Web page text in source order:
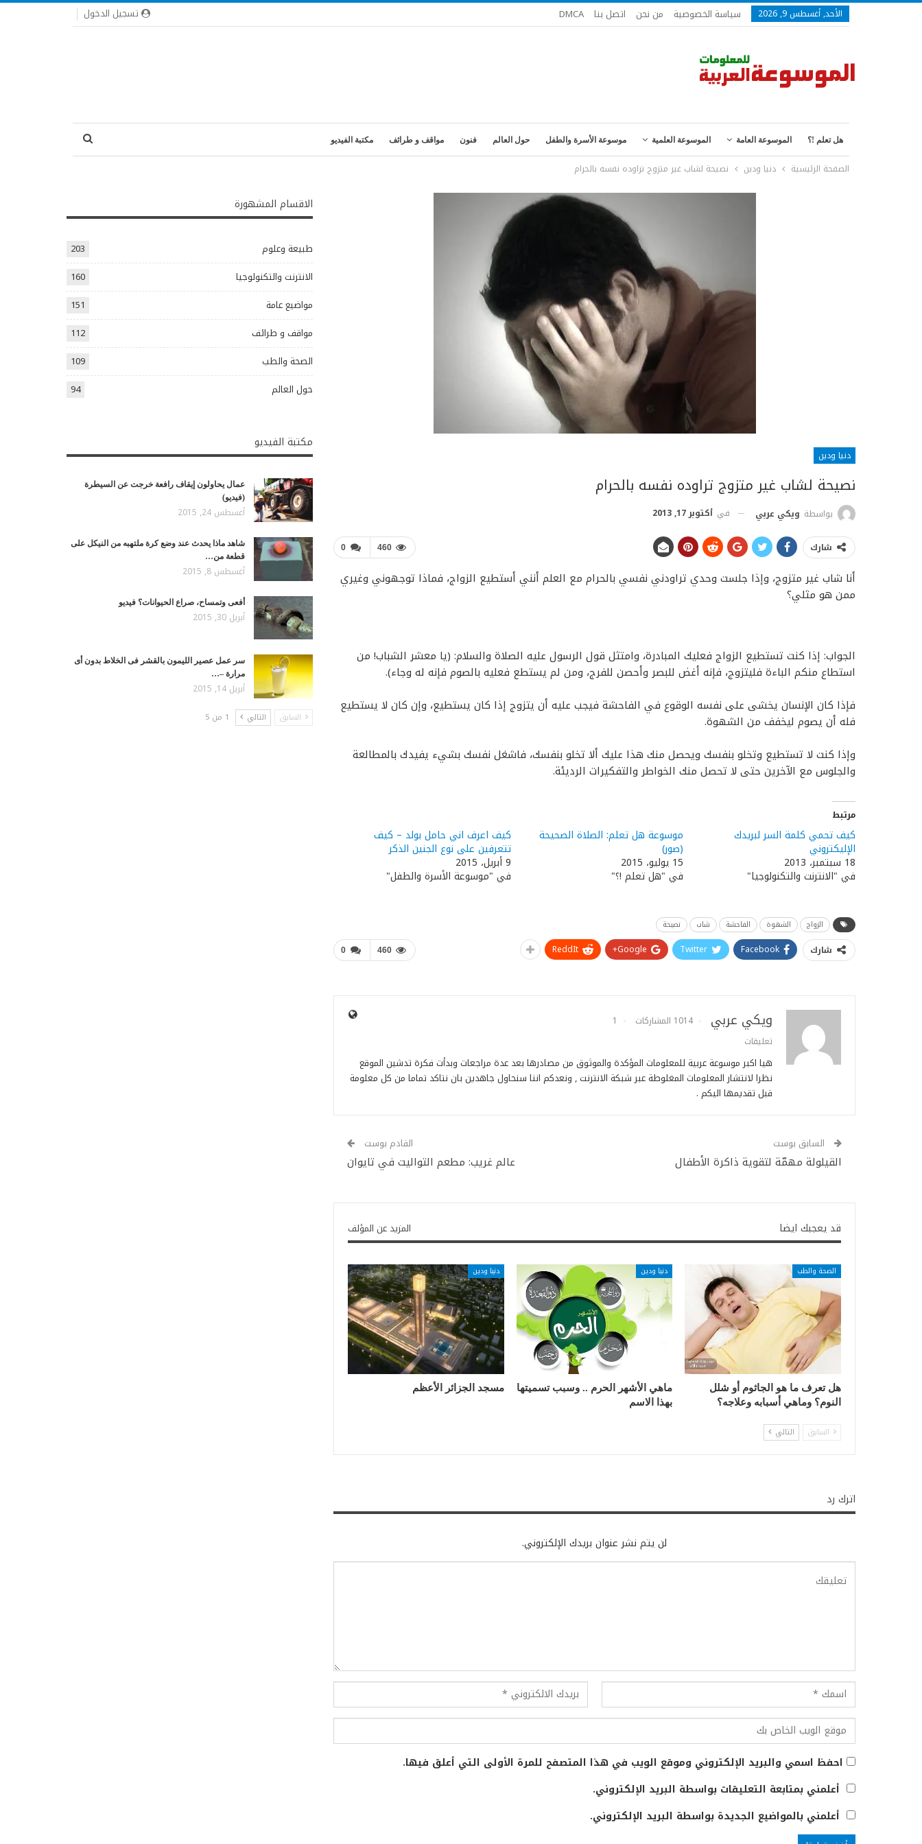
تسجيل الدخول الأحد, أغسطس 9, 2026 سياسة الخصوصية من نحن اتصل بنا DMCA
هل تعلم !؟ الموسوعة العامة الموسوعة العلمية موسوعة الأسرة والطفل حول العالم فنون مواقف و طرائف مكتبة الفيديو
الصفحة الرئيسية دنيا ودين نصيحة لشاب غير متزوج تراوده نفسه بالحرام
دنيا ودين
نصيحة لشاب غير متزوج تراوده نفسه بالحرام
بواسطة ويكي عربي في أكتوبر 17, 2013
0 460 شارك
أنا شاب غير متزوج، وإذا جلست وحدي تراودني نفسي بالحرام مع العلم أنني أستطيع الزواج، فماذا توجهوني وغيري
ممن هو مثلي؟
الجواب: إذا كنت تستطيع الزواج فعليك المبادرة، وامتثل قول الرسول عليه الصلاة والسلام: (يا معشر الشباب! من
استطاع منكم الباءة فليتزوج، فإنه أغض للبصر وأحصن للفرج، ومن لم يستطع فعليه بالصوم فإنه له وجاء).
فإذا كان الإنسان يخشى على نفسه الوقوع في الفاحشة فيجب عليه أن يتزوج إذا كان يستطيع، وإن كان لا يستطيع
فله أن يصوم ليخفف من الشهوة.
وإذا كنت لا تستطيع وتخلو بنفسك ويحصل منك هذا عليك ألا تخلو بنفسك، فاشغل نفسك بشيء يفيدك بالمطالعة
والجلوس مع الآخرين حتى لا تحصل منك الخواطر والتفكيرات الرديئة.
مرتبط
كيف تحمي كلمة السر لبريدك
الإليكتروني
18 سبتمبر، 2013
في "الانترنت والتكنولوجيا"
موسوعة هل تعلم: الصلاة الصحيحة
(صور)
15 يوليو، 2015
في "هل تعلم !؟"
كيف اعرف اني حامل بولد – كيف
تتعرفين على نوع الجنين الذكر
9 أبريل، 2015
في "موسوعة الأسرة والطفل"
الزواج الشهوة الفاحشة شاب نصيحة
0 460 شارك Facebook
Twitter
Google+
ReddIt
ويكي عربي 1014 المشاركات
1
تعليقات
هيا اكبر موسوعة عربية للمعلومات المؤكدة والموثوق من مصادرها بعد عدة مراجعات وبدأت فكرة تدشين الموقع
نظرا لانتشار المعلومات المغلوطة عبر شبكة الانترنت , ونعدكم اننا سنحاول جاهدين بان نتاكد تماما من كل معلومة
قبل تقديمها اليكم .
السابق بوست
القيلولة مهمّة لتقوية ذاكرة الأطفال
القادم بوست
عالم غريب: مطعم التواليت في تايوان
قد يعجبك ايضا المزيد عن المؤلف
الصحة والطب
هل تعرف ما هو الجاثوم أو شلل
النوم؟ وماهي أسبابه وعلاجه؟
دنيا ودين
ماهي الأشهر الحرم .. وسبب تسميتها
بهذا الاسم
دنيا ودين
مسجد الجزائر الأعظم
السابق التالي
اترك رد
لن يتم نشر عنوان بريدك الإلكتروني.
احفظ اسمي والبريد الإلكتروني وموقع الويب في هذا المتصفح للمرة الأولى التي أعلق فيها.
أعلمني بمتابعة التعليقات بواسطة البريد الإلكتروني.
أعلمني بالمواضيع الجديدة بواسطة البريد الإلكتروني.
الاقسام المشهورة
طبيعة وعلوم
203
الانترنت والتكنولوجيا
160
مواضيع عامة
151
مواقف و طرائف
112
الصحة والطب
109
حول العالم
94
مكتبة الفيديو
عمال يحاولون إيقاف رافعة خرجت عن السيطرة
(فيديو)
أغسطس 24, 2015
شاهد ماذا يحدث عند وضع كرة ملتهبه من النيكل على
قطعة من…
أغسطس 8, 2015
أفعى وتمساح، صراع الحيوانات؟ فيديو
أبريل 30, 2015
سر عمل عصير الليمون بالقشر فى الخلاط بدون أى
مرارة –…
أبريل 14, 2015
السابق التالي 1 من 5